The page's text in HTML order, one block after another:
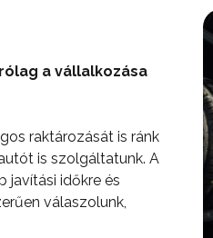
a vállalkozása
raktározását is ránk
is szolgáltatunk. A
javítási időkre és
válaszolunk,